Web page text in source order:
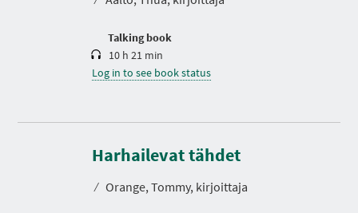
Talking book
i
10 h 21 min
Log in to see book status
Harhailevat tähdet
⁄ Orange, Tommy, kirjoittaja
D
r
a
i